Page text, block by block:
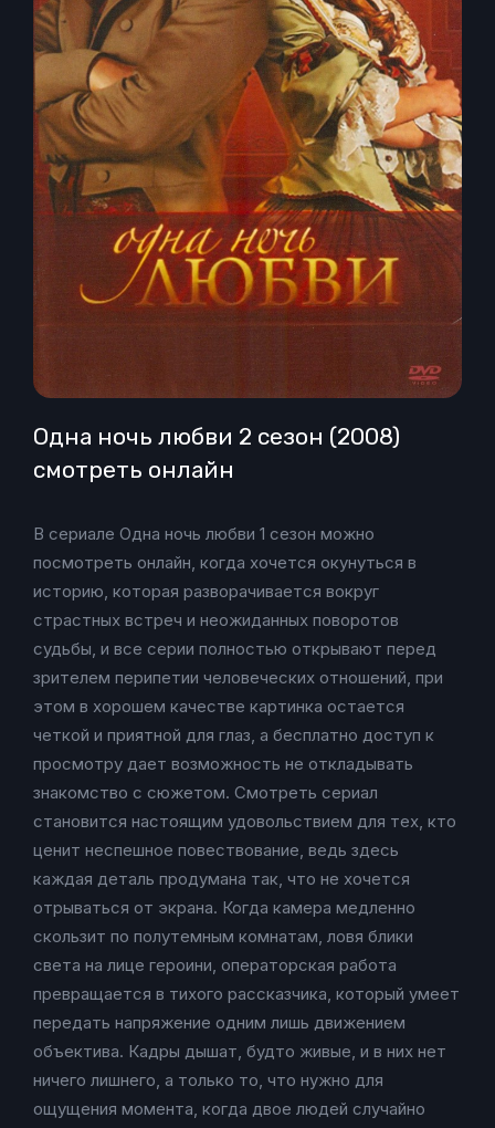
Одна ночь любви 2 сезон (2008)
смотреть онлайн
В сериале Одна ночь любви 1 сезон можно
посмотреть онлайн, когда хочется окунуться в
историю, которая разворачивается вокруг
страстных встреч и неожиданных поворотов
судьбы, и все серии полностью открывают перед
зрителем перипетии человеческих отношений, при
этом в хорошем качестве картинка остается
четкой и приятной для глаз, а бесплатно доступ к
просмотру дает возможность не откладывать
знакомство с сюжетом. Смотреть сериал
становится настоящим удовольствием для тех, кто
ценит неспешное повествование, ведь здесь
каждая деталь продумана так, что не хочется
отрываться от экрана. Когда камера медленно
скользит по полутемным комнатам, ловя блики
света на лице героини, операторская работа
превращается в тихого рассказчика, который умеет
передать напряжение одним лишь движением
объектива. Кадры дышат, будто живые, и в них нет
ничего лишнего, а только то, что нужно для
ощущения момента, когда двое людей случайно